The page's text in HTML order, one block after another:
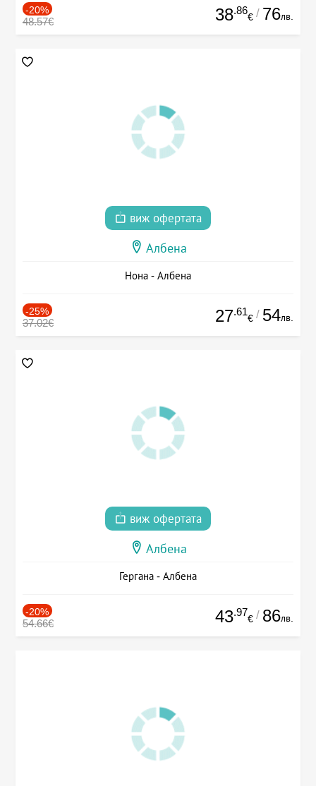
-20%
48.57€ 38.86
€ / 76лв.
виж офертата
Албена
Нона - Албена
-25%
37.02€ 27.61
€ / 54лв.
виж офертата
Албена
Гергана - Албена
-20%
54.66€ 43.97
€ / 86лв.